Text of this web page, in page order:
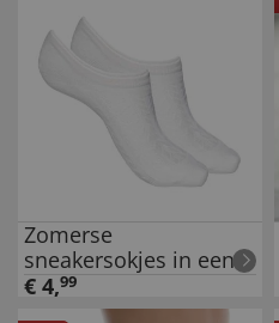
Zomerse
sneakersokjes in een
set van 2
€ 4,99